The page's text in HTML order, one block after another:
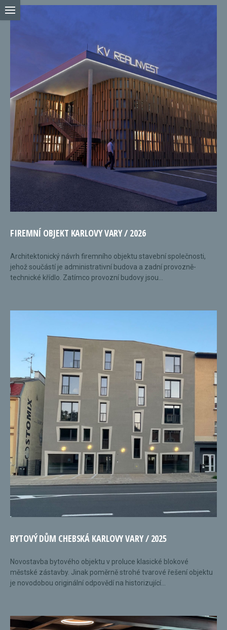
FIREMNÍ OBJEKT KARLOVY VARY / 2026
Architektonický návrh firemního objektu stavební společnosti,
jehož součástí je administrativní budova a zadní provozně-
technické křídlo. Zatímco provozní budovy jsou...
BYTOVÝ DŮM CHEBSKÁ KARLOVY VARY / 2025
Novostavba bytového objektu v proluce klasické blokové
městské zástavby. Jinak poměrně strohé tvarové řešení objektu
je novodobou originální odpovědí na historizující...